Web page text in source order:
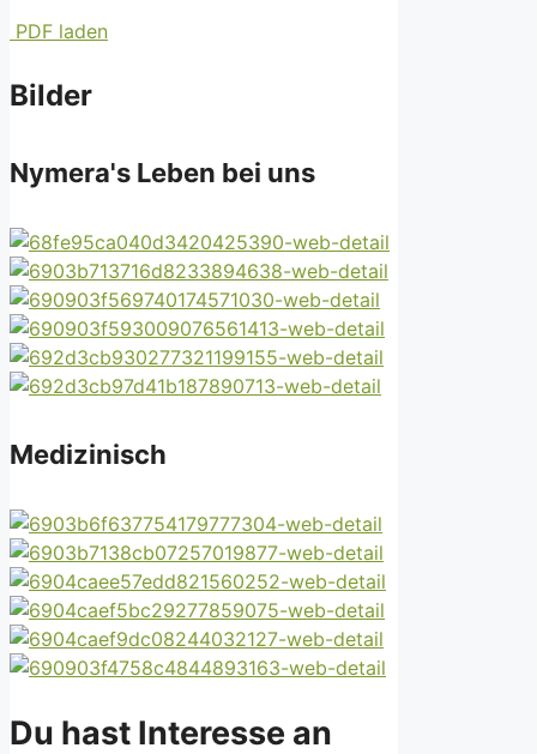
PDF laden
Bilder
Nymera's Leben bei uns
Medizinisch
Du hast Interesse an